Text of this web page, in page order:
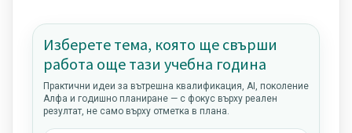
Изберете тема, която ще свърши
работа още тази учебна година
Практични идеи за вътрешна квалификация, AI, поколение
Алфа и годишно планиране — с фокус върху реален
резултат, не само върху отметка в плана.